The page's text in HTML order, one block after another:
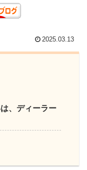
2025.03.13
、ディーラー